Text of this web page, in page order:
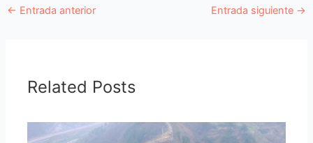
← Entrada anterior Entrada siguiente →
Related Posts